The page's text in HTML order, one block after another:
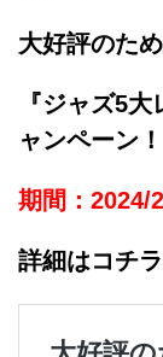
大好評のた
『ジャズ5
ャンペーン！
期間：2024/
詳細はコチ